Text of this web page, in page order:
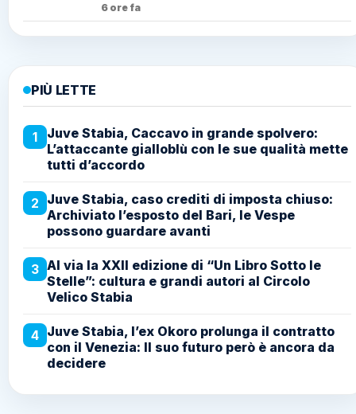
6 ore fa
PIÙ LETTE
1
Juve Stabia, Caccavo in grande spolvero:
L’attaccante gialloblù con le sue qualità mette
tutti d’accordo
2 Juve Stabia, caso crediti di imposta chiuso:
Archiviato l’esposto del Bari, le Vespe
possono guardare avanti
3 Al via la XXII edizione di “Un Libro Sotto le
Stelle”: cultura e grandi autori al Circolo
Velico Stabia
4 Juve Stabia, l’ex Okoro prolunga il contratto
con il Venezia: Il suo futuro però è ancora da
decidere